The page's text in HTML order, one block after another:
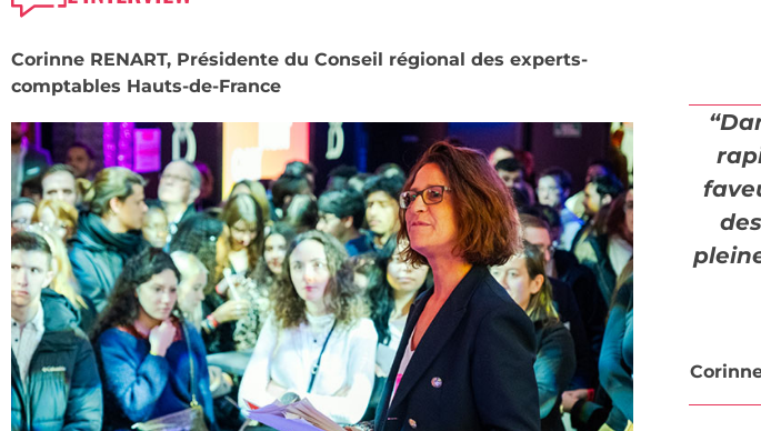
Corinne RENART, Présidente du Conseil régional des experts-
comptables Hauts-de-France